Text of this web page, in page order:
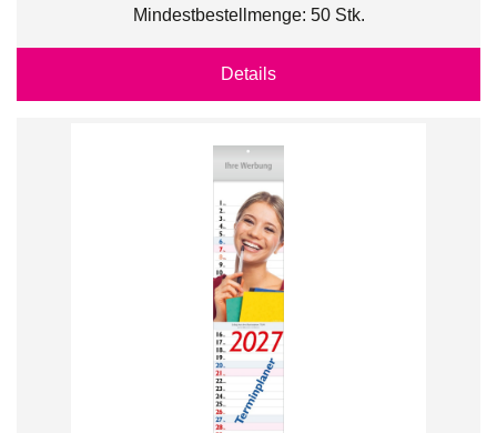
Mindestbestellmenge: 50 Stk.
Details